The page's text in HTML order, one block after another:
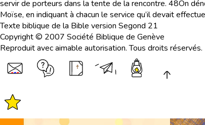
servir de porteurs dans la tente de la rencontre. 48On
Moïse, en indiquant à chacun le service qu’il devait
Texte biblique de la Bible version Segond 21
Copyright © 2007 Société Biblique de Genève
Reproduit avec aimable autorisation. Tous droits réservés.